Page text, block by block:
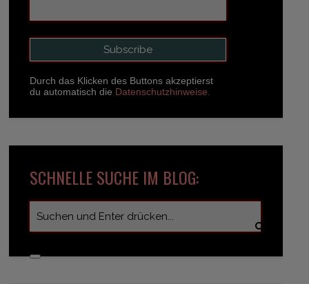
Durch das Klicken des Buttons akzeptierst
du automatisch die Datenschutzhinweise.
SCHNELLE SUCHE IM BLOG: